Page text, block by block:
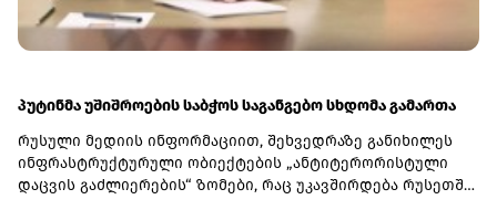
მონაწილეობს ახლო აღმოსავლეთისა და სამხრეთ აზიის
უსაფრთხოების საკითხებში.
პუტინმა უშიშროების საბჭოს საგანგებო სხდომა გამართა
რუსული მედიის ინფორმაციით, შეხვედრაზე განიხილეს
ინფრასტრუქტურული ობიექტების „ანტიტერორისტული
დაცვის გაძლიერების“ ზომები, რაც უკავშირდება რუსეთში